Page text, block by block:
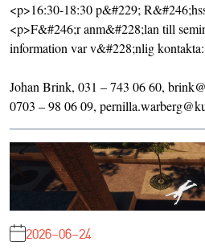
<p>16:30-18:30 p&#229;
<p>F&#246;r anm&#228;lan till
information var v&#228;nlig
Johan Brink, 031 – 743 06 60,
0703 – 98 06 09,
2026-06-24